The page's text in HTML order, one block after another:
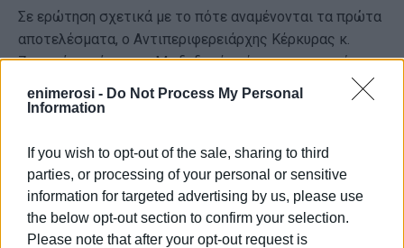
enimerosi - Do Not Process My Personal
Information
If you wish to opt-out of the sale, sharing to third
parties, or processing of your personal or sensitive
information for targeted advertising by us, please use
the below opt-out section to confirm your selection.
Please note that after your opt-out request is
Σε ερώτηση σχετικά με το πότε αναμένονται τα πρώτα
αποτελέσματα, ο Αντιπεριφερειάρχης Κέρκυρας κ.
Ζορμπάς απάντησε «Με δεδομένο ότι την προηγούμενη
φορά τα αποτελέσματα βγήκαν γρήγορα, υπολογίζουμε
ότι κατά τις 20:30, εννιά παρά θα έχουμε ασφαλή
Παράλληλα, σύμφωνα με την ενημέρωση του γ.γ. του Υπ.
Εσωτερικών Μ. Σταυριανουδάκη, από τα χαμηλότερα
ποσοστά συμμετοχής στην εκλογική διαδικασία
εμφανίζουν η Κεφαλονιά και η Λευκάδα.